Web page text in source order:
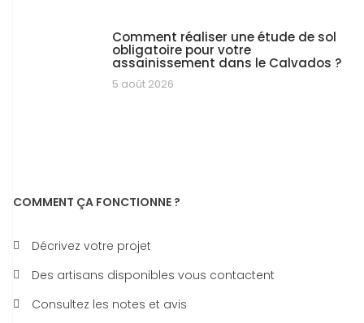
Comment réaliser une étude de sol
obligatoire pour votre
assainissement dans le Calvados ?
5 août 2026
COMMENT ÇA FONCTIONNE ?
Décrivez votre projet
Des artisans disponibles vous contactent
Consultez les notes et avis